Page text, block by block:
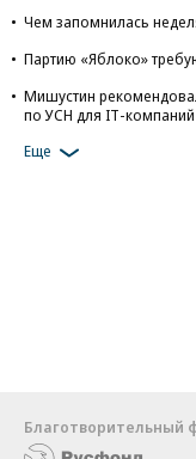
Чем запомнилась
Партию «Яблоко»
Мишустин
по УСН для IT-компаний
Еще
Благотворительный